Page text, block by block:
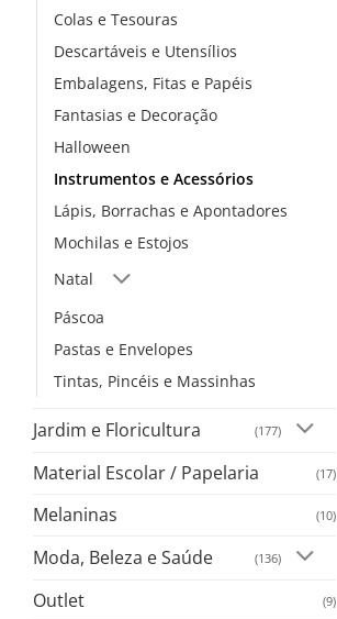
Colas e Tesouras
Descartáveis e Utensílios
Embalagens, Fitas e Papéis
Fantasias e Decoração
Halloween
Instrumentos e Acessórios
Lápis, Borrachas e Apontadores
Mochilas e Estojos
Natal
Páscoa
Pastas e Envelopes
Tintas, Pincéis e Massinhas
Jardim e Floricultura (177)
Material Escolar / Papelaria (17)
Melaninas (10)
Moda, Beleza e Saúde (136)
Outlet (9)